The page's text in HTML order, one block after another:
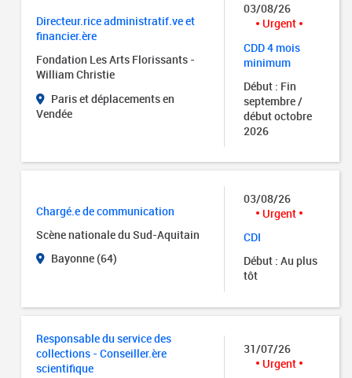
Directeur.rice administratif.ve et
financier.ère
Fondation Les Arts Florissants -
William Christie
Paris et déplacements en
Vendée
03/08/26
Urgent
CDD 4 mois
minimum
Début : Fin
septembre /
début octobre
2026
Chargé.e de communication
Scène nationale du Sud-Aquitain
Bayonne (64)
03/08/26
Urgent
CDI
Début : Au plus
tôt
Responsable du service des
collections - Conseiller.ère
scientifique
31/07/26
Urgent